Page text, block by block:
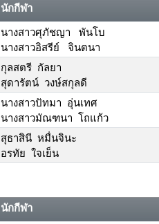
นักกีฬา
นางสาวศุภัชญา พันโบ
นางสาวอิสรีย์ จินตนา
กุลสตรี กัลยา
สุดารัตน์ วงษ์สกุลดี
นางสาวปัทมา อุ่นเทศ
นางสาวมัณฑนา โถแก้ว
สุธาสินี หมื่นจินะ
อรทัย ใจเย็น
นักกีฬา